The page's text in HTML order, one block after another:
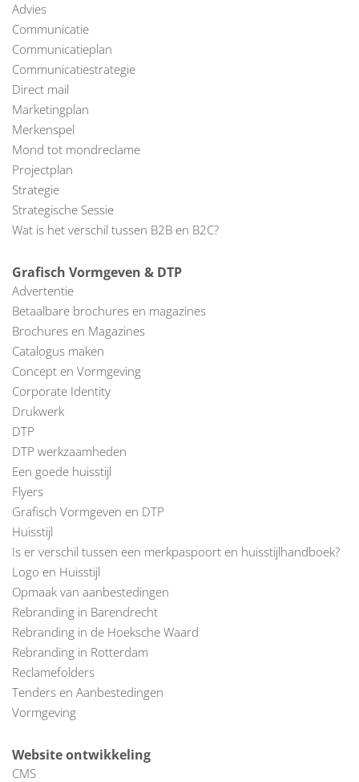
Advies
Communicatie
Communicatieplan
Communicatiestrategie
Direct mail
Marketingplan
Merkenspel
Mond tot mondreclame
Projectplan
Strategie
Strategische Sessie
Wat is het verschil tussen B2B en B2C?
Grafisch Vormgeven & DTP
Advertentie
Betaalbare brochures en magazines
Brochures en Magazines
Catalogus maken
Concept en Vormgeving
Corporate Identity
Drukwerk
DTP
DTP werkzaamheden
Een goede huisstijl
Flyers
Grafisch Vormgeven en DTP
Huisstijl
Is er verschil tussen een merkpaspoort en huisstijlhandboek?
Logo en Huisstijl
Opmaak van aanbestedingen
Rebranding in Barendrecht
Rebranding in de Hoeksche Waard
Rebranding in Rotterdam
Reclamefolders
Tenders en Aanbestedingen
Vormgeving
Website ontwikkeling
CMS